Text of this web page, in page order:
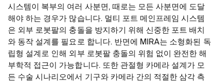
시스템이 복부의 여러 사분면, 때로는 모든 사분면에 도달
해야 하는 경우가 많습니다. 멀티 포트 메인프레임 시스템
은 외부 로봇팔의 충돌을 방지하기 위해 신중한 포트 배치
와 동작 설계를 필요로 합니다. 반면에 MIRA는 소형화된 독
립형 설계로 인해 외부 로봇팔 충돌의 위험 없이 완전한 해
부학적 접근이 가능합니다. 또한 관절형 카메라 설계가 모
든 수술 시나리오에서 기구와 카메라 간의 적절한 삼각 측